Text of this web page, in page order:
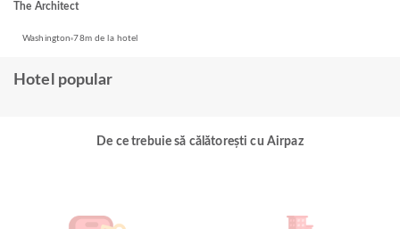
The Architect
Washington 78m de la hotel
Hotel popular
De ce trebuie să călătorești cu Airpaz